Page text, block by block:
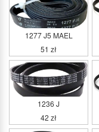
1277 J5 MAEL
51 zł
1236 J
42 zł